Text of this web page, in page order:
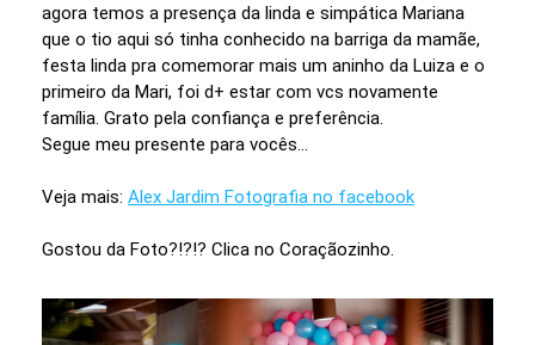
agora temos a presença da linda e simpática Mariana
que o tio aqui só tinha conhecido na barriga da mamãe,
festa linda pra comemorar mais um aninho da Luiza e o
primeiro da Mari, foi d+ estar com vcs novamente
família. Grato pela confiança e preferência.
Segue meu presente para vocês...
Veja mais: Alex Jardim Fotografia no facebook
Gostou da Foto?!?!? Clica no Coraçãozinho.